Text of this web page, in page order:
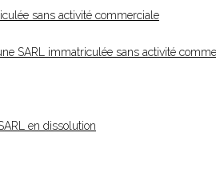
sans activité commerciale
SARL immatriculée sans activité
en dissolution